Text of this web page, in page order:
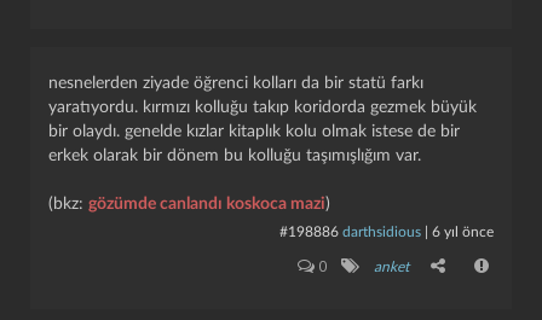
nesnelerden ziyade öğrenci kolları da bir statü farkı
yaratıyordu. kırmızı kolluğu takıp koridorda gezmek büyük
bir olaydı. genelde kızlar kitaplık kolu olmak istese de bir
erkek olarak bir dönem bu kolluğu taşımışlığım var.
(bkz: gözümde canlandı koskoca mazi)
#198886 darthsidious 6 yıl önce
0 anket